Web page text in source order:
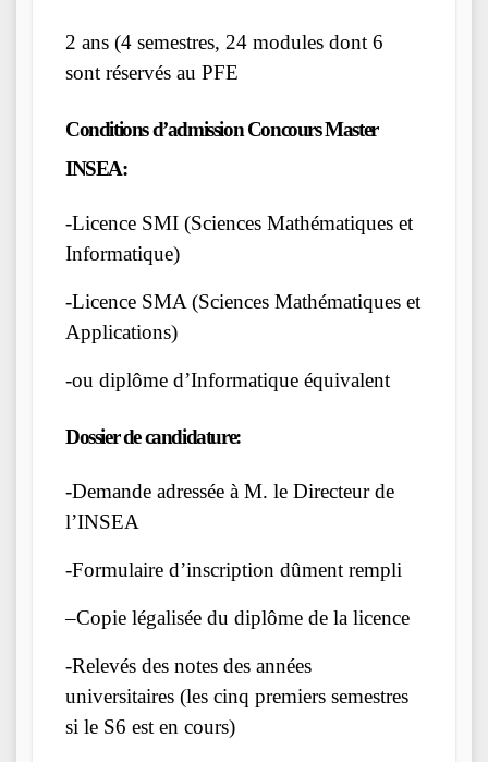
2 ans (4 semestres, 24 modules dont 6
sont réservés au PFE
Conditions d’admission Concours Master
INSEA:
-Licence SMI (Sciences Mathématiques et
Informatique)
-Licence SMA (Sciences Mathématiques et
Applications)
-ou diplôme d’Informatique équivalent
Dossier de candidature:
-Demande adressée à M. le Directeur de
l’INSEA
-Formulaire d’inscription dûment rempli
–Copie légalisée du diplôme de la licence
-Relevés des notes des années
universitaires (les cinq premiers semestres
si le S6 est en cours)